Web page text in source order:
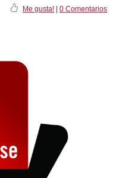
Me gusta! 0 Comentarios